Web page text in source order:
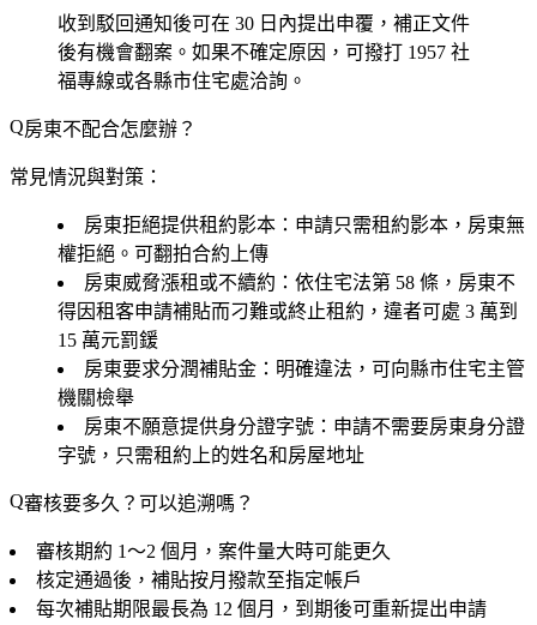
收到駁回通知後可在 30 日內提出申覆 ，補正文件
後有機會翻案。如果不確定原因，可撥打 1957 社
福專線或各縣市住宅處洽詢。
房東不配合怎麼辦？
常見情況與對策：
房東拒絕提供租約影本 ：申請只需租約影本，房東無
權拒絕。可翻拍合約上傳
房東威脅漲租或不續約 ：依住宅法第 58 條，房東不
得因租客申請補貼而刁難或終止租約，違者可處 3 萬到
15 萬元罰鍰
房東要求分潤補貼金 ：明確違法，可向縣市住宅主管
機關檢舉
房東不願意提供身分證字號 ：申請不需要房東身分證
字號，只需租約上的姓名和房屋地址
審核要多久？可以追溯嗎？
審核期約 1～2 個月 ，案件量大時可能更久
核定通過後，補貼按月撥款至指定帳戶
每次補貼期限最長為 12 個月 ，到期後可重新提出申請